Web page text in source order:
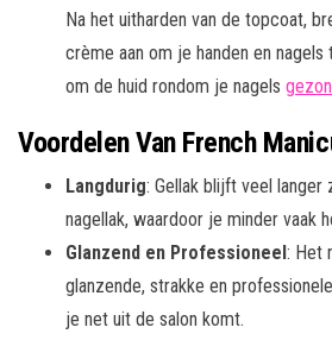
Na het uitharden van de topcoat,
crème aan om je handen en
om de huid rondom je nagels
Voordelen Van French
Langdurig: Gellak blijft veel langer
nagellak, waardoor je minder vaak
Glanzend en Professioneel : Het
glanzende, strakke en
je net uit de salon komt.